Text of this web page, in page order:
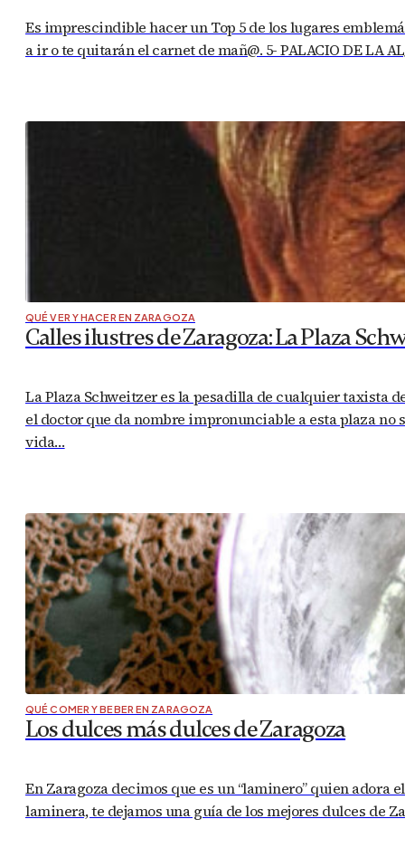
Es imprescindible hacer un Top 5 de los lugares
a ir o te quitarán el carnet de mañ@. 5- PALACIO DE LA
QUÉ VER Y HACER EN ZARAGOZA
Calles ilustres de Zaragoza: La Plaza
La Plaza Schweitzer es la pesadilla de cualquier taxista
el doctor que da nombre impronunciable a esta plaza
vida…
QUÉ COMER Y BEBER EN ZARAGOZA
Los dulces más dulces de Zaragoza
En Zaragoza decimos que es un “laminero” quien adora
laminera, te dejamos una guía de los mejores dulces de